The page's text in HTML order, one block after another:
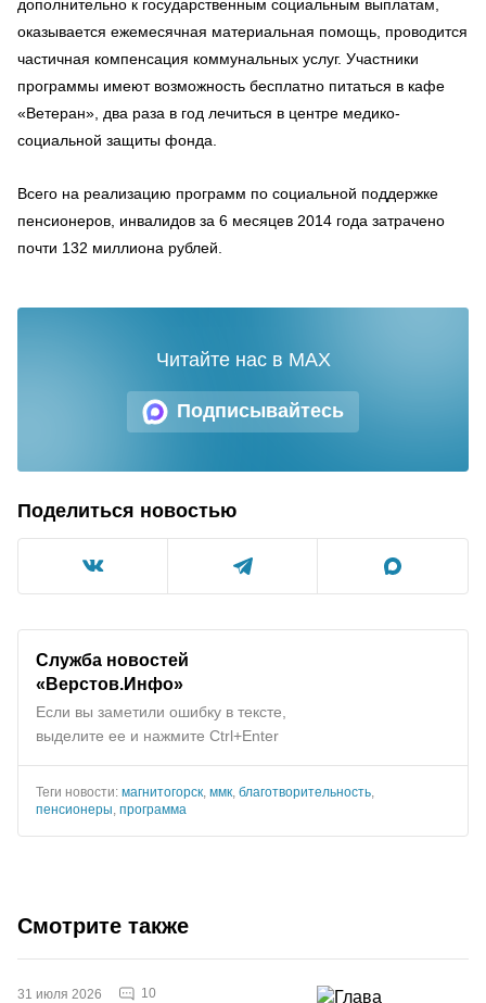
дополнительно к государственным социальным выплатам,
оказывается ежемесячная материальная помощь, проводится
частичная компенсация коммунальных услуг. Участники
программы имеют возможность бесплатно питаться в кафе
«Ветеран», два раза в год лечиться в центре медико-
социальной защиты фонда.
Всего на реализацию программ по социальной поддержке
пенсионеров, инвалидов за 6 месяцев 2014 года затрачено
почти 132 миллиона рублей.
Подписывайтесь
Читайте нас в MAX
Поделиться новостью
Служба новостей
«Верстов.Инфо»
Если вы заметили ошибку в тексте,
выделите ее и нажмите Ctrl+Enter
Теги новости: магнитогорск ммк благотворительность
пенсионеры программа
Смотрите также
31 июля 2026 10